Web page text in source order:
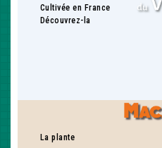
Cultivée en France
Découvrez-la
La plante